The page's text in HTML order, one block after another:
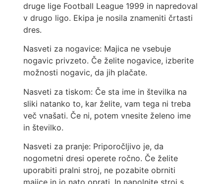
druge lige Football League 1999 in napredoval
v drugo ligo. Ekipa je nosila znameniti črtasti
dres.
Nasveti za nogavice: Majica ne vsebuje
nogavic privzeto. Če želite nogavice, izberite
možnosti nogavic, da jih plačate.
Nasveti za tiskom: Če sta ime in številka na
sliki natanko to, kar želite, vam tega ni treba
več vnašati. Če ni, potem vnesite želeno ime
in številko.
Nasveti za pranje: Priporočljivo je, da
nogometni dresi operete ročno. Če želite
uporabiti pralni stroj, ne pozabite obrniti